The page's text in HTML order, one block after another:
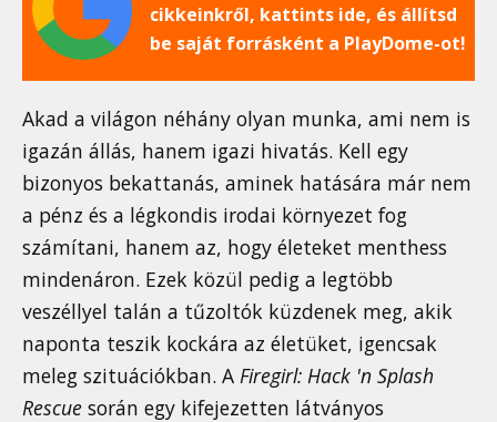
cikkeinkről, kattints ide, és állítsd
be saját forrásként a PlayDome-ot!
Akad a világon néhány olyan munka, ami nem is
igazán állás, hanem igazi hivatás. Kell egy
bizonyos bekattanás, aminek hatására már nem
a pénz és a légkondis irodai környezet fog
számítani, hanem az, hogy életeket menthess
mindenáron. Ezek közül pedig a legtöbb
veszéllyel talán a tűzoltók küzdenek meg, akik
naponta teszik kockára az életüket, igencsak
meleg szituációkban. A Firegirl: Hack 'n Splash
Rescue során egy kifejezetten látványos